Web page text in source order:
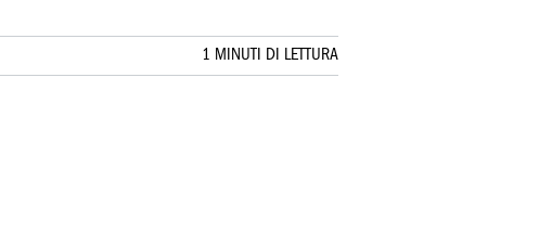
1 MINUTI DI LETTURA